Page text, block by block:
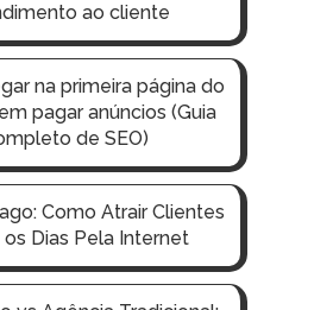
ao cliente
na primeira página do
pagar anúncios (Guia
de SEO)
Como Atrair Clientes
os Dias Pela Internet